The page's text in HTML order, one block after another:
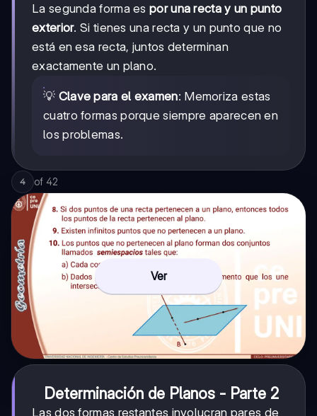
La segunda forma es por una recta y un punto
exterior. Si tienes una recta y un punto que no
está en esa recta, juntos determinan
exactamente un plano.
💡 Clave para el examen: Memoriza estas
cuatro formas porque siempre aparecen en
los problemas.
4 of 42
Ver
Determinación de Planos - Parte 2
Las dos formas restantes involucran pares de